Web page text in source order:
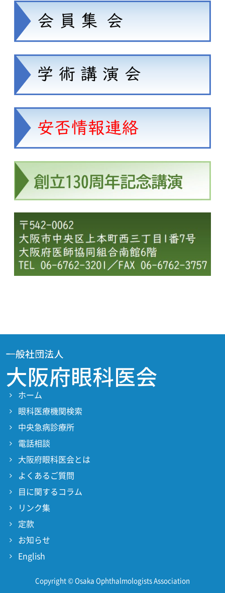
ホーム
眼科医療機関検索
中央急病診療所
電話相談
大阪府眼科医会とは
よくあるご質問
目に関するコラム
リンク集
定款
お知らせ
English
Copyright © Osaka Ophthalmologists Association